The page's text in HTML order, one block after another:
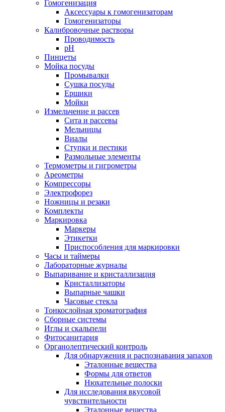
Гомогенизация
Аксессуары к гомогенизаторам
Гомогенизаторы
Калибровочные растворы
Проводимость
pH
Пинцеты
Мойка посуды
Промывалки
Сушка посуды
Ершики
Мойки
Измельчение и рассев
Сита и рассевы
Мельницы
Виалы
Ступки и пестики
Размольные элементы
Термометры и гигрометры
Ареометры
Компрессоры
Электрофорез
Ножницы и резаки
Комплекты
Маркировка
Маркеры
Этикетки
Приспособления для маркировки
Часы и таймеры
Лабораторные журналы
Выпаривание и кристаллизация
Кристаллизаторы
Выпарные чашки
Часовые стекла
Тонкослойная хроматография
Сборные системы
Иглы и скальпели
Фитосанитария
Органолептический контроль
Для обнаружения и распознавания запахов
Эталонные вещества
Формы для ответов
Нюхательные полоски
Для исследования вкусовой
чувствительности
Эталонные вещества